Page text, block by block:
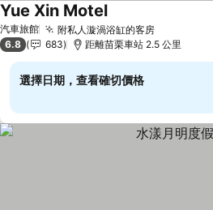
汽車旅館 附私人漩渦浴缸的客房查看價格
Yue Xin Motel查看價格
6.8 683 距離苗栗車站 2.5 公里
選擇日期，查看確切價格